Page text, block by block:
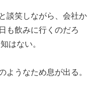
談笑しながら、会社か
も飲みに行くのだろ
はない。
うなため息が出る。